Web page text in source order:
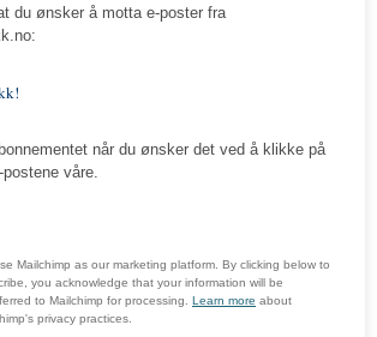
du ønsker å motta e-poster fra
når du ønsker det ved å klikke på
våre.
Mailchimp as our marketing platform. By clicking below to
you acknowledge that your information will be
to Mailchimp for processing. Learn more about
privacy practices.